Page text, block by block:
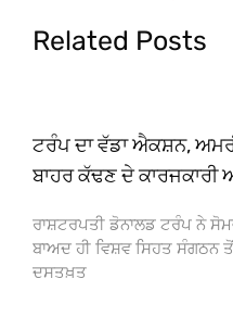
Related Posts
ਟਰੰਪ ਦਾ ਵੱਡਾ ਐਕਸ਼ਨ,
ਬਾਹਰ ਕੱਢਣ ਦੇ
ਰਾਸ਼ਟਰਪਤੀ ਡੋਨਾਲਡ ਟਰੰਪ ਨੇ
ਬਾਅਦ ਹੀ ਵਿਸ਼ਵ ਸਿਹਤ ਸੰਗਠਨ
ਦਸਤਖ਼ਤ